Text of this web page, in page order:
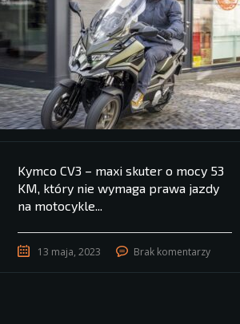
Kymco CV3 – maxi skuter o mocy 53
KM, który nie wymaga prawa jazdy
na motocykle...
13 maja, 2023 Brak komentarzy